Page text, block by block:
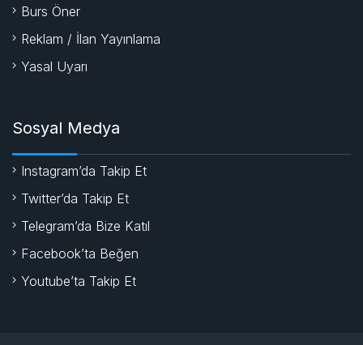
Burs Öner
Reklam / İlan Yayınlama
Yasal Uyarı
Sosyal Medya
Instagram’da Takip Et
Twitter’da Takip Et
Telegram’da Bize Katıl
Facebook’ta Beğen
Youtube’ta Takip Et